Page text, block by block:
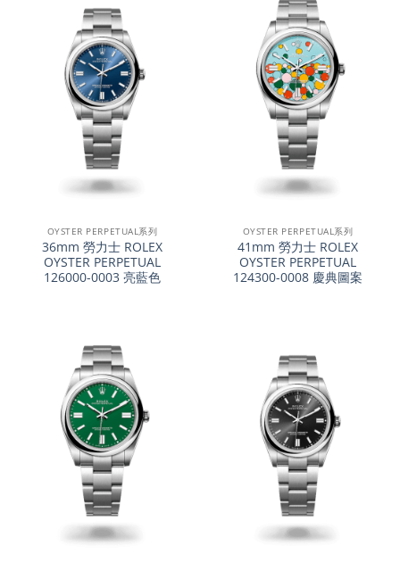
OYSTER PERPETUAL系列
36mm 勞力士 ROLEX
OYSTER PERPETUAL
126000-0003 亮藍色
OYSTER PERPETUAL系列
41mm 勞力士 ROLEX
OYSTER PERPETUAL
124300-0008 慶典圖案